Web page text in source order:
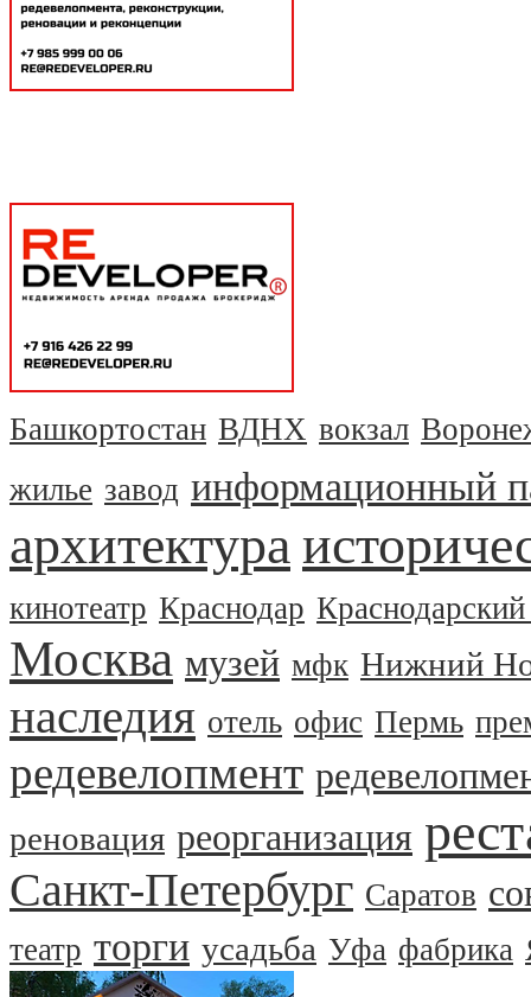
Башкортостан ВДНХ вокзал
жилье завод информационный
архитектура
кинотеатр Краснодар
Москва музей мфк Нижний
наследия отель офис Пермь
редевелопмент
реновация реорганизация
Санкт-Петербург Саратов
театр торги усадьба Уфа фабрика